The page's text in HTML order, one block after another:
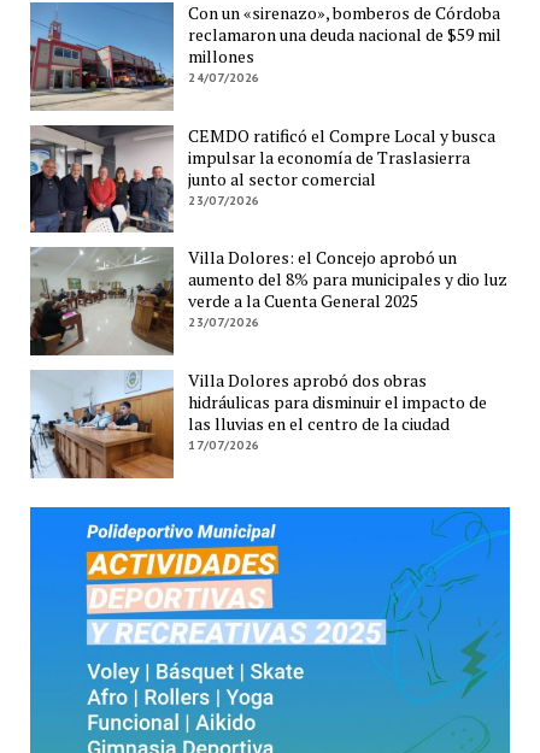
Con un «sirenazo», bomberos de Córdoba
reclamaron una deuda nacional de $59 mil
millones
24/07/2026
CEMDO ratificó el Compre Local y busca
impulsar la economía de Traslasierra
junto al sector comercial
23/07/2026
Villa Dolores: el Concejo aprobó un
aumento del 8% para municipales y dio luz
verde a la Cuenta General 2025
23/07/2026
Villa Dolores aprobó dos obras
hidráulicas para disminuir el impacto de
las lluvias en el centro de la ciudad
17/07/2026